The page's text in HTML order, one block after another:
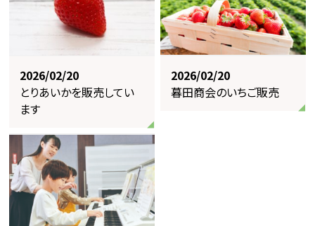
2026/02/20
とりあいかを販売してい
ます
2026/02/20
暮田商会のいちご販売